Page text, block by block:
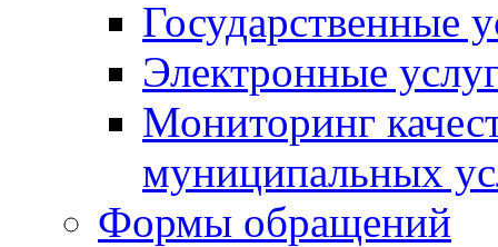
Государственные
Электронные
Мониторинг
муниципальных
Формы обращений